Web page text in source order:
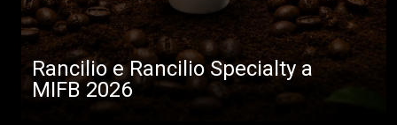
Rancilio e Rancilio Specialty a
MIFB 2026